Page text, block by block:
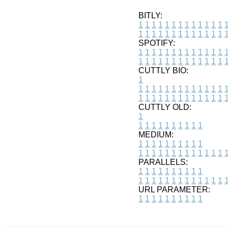
BITLY:
1 1 1 1 1 1 1 1 1 1 1 1 1 1
1 1 1 1 1 1 1 1 1 1 1 1 1 1
SPOTIFY:
1 1 1 1 1 1 1 1 1 1 1 1 1 1
1 1 1 1 1 1 1 1 1 1 1 1 1 1
CUTTLY BIO:
1
1 1 1 1 1 1 1 1 1 1 1 1 1 1
1 1 1 1 1 1 1 1 1 1 1 1 1 1
CUTTLY OLD:
1
1 1 1 1 1 1 1 1 1 1
MEDIUM:
1 1 1 1 1 1 1 1 1 1
1 1 1 1 1 1 1 1 1 1 1 1 1 1
PARALLELS:
1 1 1 1 1 1 1 1 1 1
1 1 1 1 1 1 1 1 1 1 1 1 1 1
URL PARAMETER:
1 1 1 1 1 1 1 1 1 1